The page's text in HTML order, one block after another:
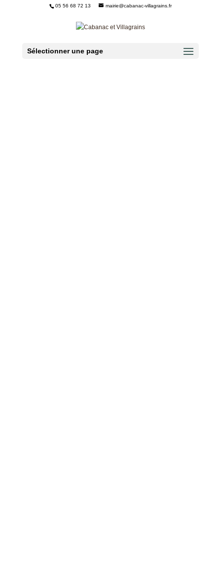
05 56 68 72 13 mairie@cabanac-villagrains.fr
Sélectionner une page